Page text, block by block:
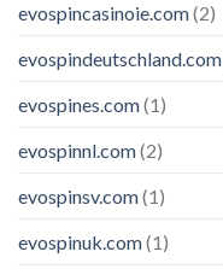
evospincasinoie.com(2)
evospindeutschland.com
evospines.com(1)
evospinnl.com(2)
evospinsv.com(1)
evospinuk.com(1)